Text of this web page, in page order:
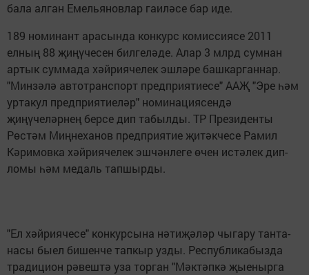
бала алган Емельяновлар гаиләсе бар иде.
189 номинант арасында конкурс комиссиясе 2011
елның 88 җиңүчесен билгеләде. Алар 3 млрд сум­нан
артык суммада хәйриячелек эшләре башкарган­нар.
"Минзәлә автотранспорт предприятиесе" ААҖ "Эре һәм
уртакул предприятиеләр" номинациясендә
җиңүчеләрнең берсе дип табылды. ТР Президенты
Рөстәм Миңнеханов предприятие җитәкчесе Рамил
Кәримовка хәйриячелек эшчәнлеге өчен истәлек дип­
ломы һәм медаль тапшырды.
"Ел хәйриячесе" конкурсына нәтиҗәләр чыгару танта­
насы быел бишенче тапкыр узды. Республикабызда
традицион рәвештә уза торган "Мәктәпкә җыенырга